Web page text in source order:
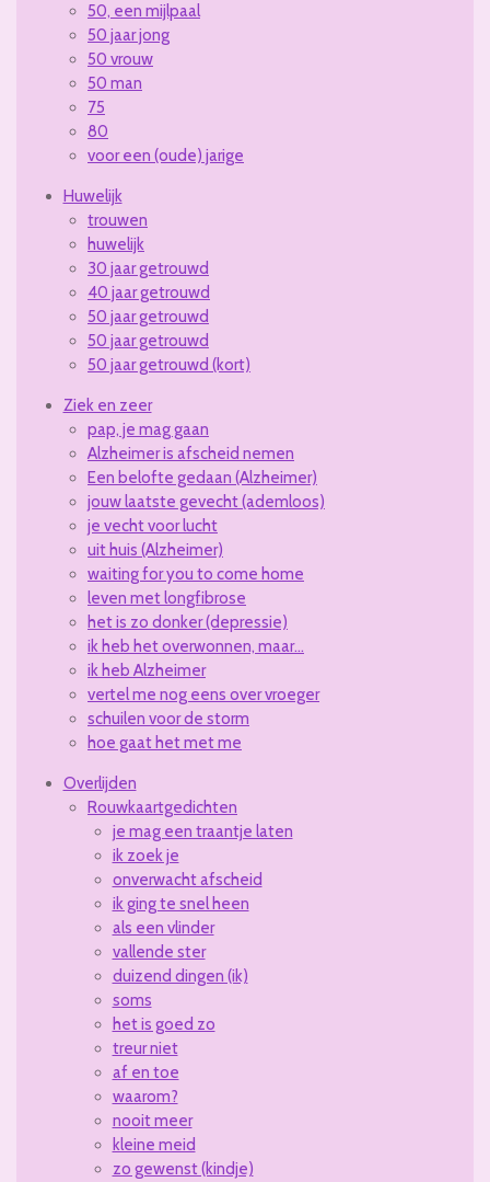
50, een mijlpaal
50 jaar jong
50 vrouw
50 man
75
80
voor een (oude) jarige
Huwelijk
trouwen
huwelijk
30 jaar getrouwd
40 jaar getrouwd
50 jaar getrouwd
50 jaar getrouwd
50 jaar getrouwd (kort)
Ziek en zeer
pap, je mag gaan
Alzheimer is afscheid nemen
Een belofte gedaan (Alzheimer)
jouw laatste gevecht (ademloos)
je vecht voor lucht
uit huis (Alzheimer)
waiting for you to come home
leven met longfibrose
het is zo donker (depressie)
ik heb het overwonnen, maar...
ik heb Alzheimer
vertel me nog eens over vroeger
schuilen voor de storm
hoe gaat het met me
Overlijden
Rouwkaartgedichten
je mag een traantje laten
ik zoek je
onverwacht afscheid
ik ging te snel heen
als een vlinder
vallende ster
duizend dingen (ik)
soms
het is goed zo
treur niet
af en toe
waarom?
nooit meer
kleine meid
zo gewenst (kindje)